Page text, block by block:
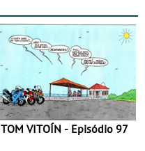
TOM VITOÍN - Episódio 97